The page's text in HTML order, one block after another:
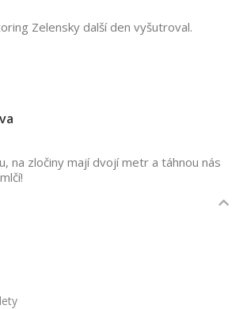
Zelensky další den vyšutroval.
na zločiny mají dvojí metr a táhnou nás